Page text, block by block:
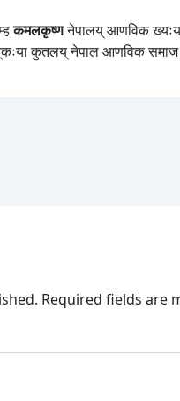
कमलकृष्णनेपालय् आणविक ख्यःया
कुतलय् नेपाल आणविक
Required fields are